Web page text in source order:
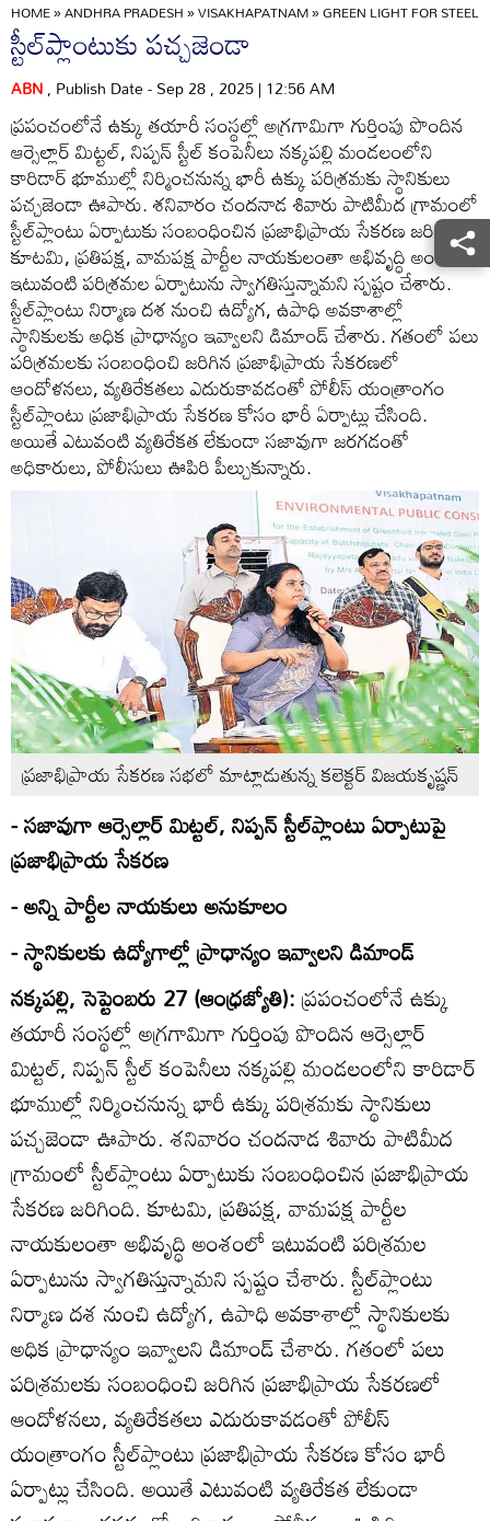
HOME»ANDHRA PRADESH»VISAKHAPATNAM»GREEN LIGHT FOR STEEL
స్టీల్‌ప్లాంటుకు పచ్చజెండా
ABN, Publish Date - Sep 28 , 2025 | 12:56 AM
ప్రపంచంలోనే ఉక్కు తయారీ సంస్థల్లో అగ్రగామిగా గుర్తింపు పొందిన
ఆర్సెల్లార్‌ మిట్టల్‌, నిప్పన్‌ స్టీల్‌ కంపెనీలు నక్కపల్లి మండలంలోని
కారిడార్‌ భూముల్లో నిర్మించనున్న భారీ ఉక్కు పరిశ్రమకు స్థానికులు
పచ్చజెండా ఊపారు. శనివారం చందనాడ శివారు పాటిమీద గ్రామంలో
స్టీల్‌ప్లాంటు ఏర్పాటుకు సంబంధించిన ప్రజాభిప్రాయ సేకరణ జరిగింది.
కూటమి, ప్రతిపక్ష, వామపక్ష పార్టీల నాయకులంతా అభివృద్ధి అంశంలో
ఇటువంటి పరిశ్రమల ఏర్పాటును స్వాగతిస్తున్నామని స్పష్టం చేశారు.
స్టీల్‌ప్లాంటు నిర్మాణ దశ నుంచి ఉద్యోగ, ఉపాధి అవకాశాల్లో
స్థానికులకు అధిక ప్రాధాన్యం ఇవ్వాలని డిమాండ్‌ చేశారు. గతంలో పలు
పరిశ్రమలకు సంబంధించి జరిగిన ప్రజాభిప్రాయ సేకరణలో
ఆందోళనలు, వ్యతిరేకతలు ఎదురుకావడంతో పోలీస్‌ యంత్రాంగం
స్టీల్‌ప్లాంటు ప్రజాభిప్రాయ సేకరణ కోసం భారీ ఏర్పాట్లు చేసింది.
అయితే ఎటువంటి వ్యతిరేకత లేకుండా సజావుగా జరగడంతో
అధికారులు, పోలీసులు ఊపిరి పీల్చుకున్నారు.
ప్రజాభిప్రాయ సేకరణ సభలో మాట్లాడుతున్న కలెక్టర్‌ విజయకృష్ణన్‌
- సజావుగా ఆర్సెల్లార్‌ మిట్టల్‌, నిప్పన్‌ స్టీల్‌ప్లాంటు ఏర్పాటుపై
ప్రజాభిప్రాయ సేకరణ
- అన్ని పార్టీల నాయకులు అనుకూలం
- స్థానికులకు ఉద్యోగాల్లో ప్రాధాన్యం ఇవ్వాలని డిమాండ్‌
నక్కపల్లి, సెప్టెంబరు 27 (ఆంధ్రజ్యోతి):ప్రపంచంలోనే ఉక్కు
తయారీ సంస్థల్లో అగ్రగామిగా గుర్తింపు పొందిన ఆర్సెల్లార్‌
మిట్టల్‌, నిప్పన్‌ స్టీల్‌ కంపెనీలు నక్కపల్లి మండలంలోని కారిడార్‌
భూముల్లో నిర్మించనున్న భారీ ఉక్కు పరిశ్రమకు స్థానికులు
పచ్చజెండా ఊపారు. శనివారం చందనాడ శివారు పాటిమీద
గ్రామంలో స్టీల్‌ప్లాంటు ఏర్పాటుకు సంబంధించిన ప్రజాభిప్రాయ
సేకరణ జరిగింది. కూటమి, ప్రతిపక్ష, వామపక్ష పార్టీల
నాయకులంతా అభివృద్ధి అంశంలో ఇటువంటి పరిశ్రమల
ఏర్పాటును స్వాగతిస్తున్నామని స్పష్టం చేశారు. స్టీల్‌ప్లాంటు
నిర్మాణ దశ నుంచి ఉద్యోగ, ఉపాధి అవకాశాల్లో స్థానికులకు
అధిక ప్రాధాన్యం ఇవ్వాలని డిమాండ్‌ చేశారు. గతంలో పలు
పరిశ్రమలకు సంబంధించి జరిగిన ప్రజాభిప్రాయ సేకరణలో
ఆందోళనలు, వ్యతిరేకతలు ఎదురుకావడంతో పోలీస్‌
యంత్రాంగం స్టీల్‌ప్లాంటు ప్రజాభిప్రాయ సేకరణ కోసం భారీ
ఏర్పాట్లు చేసింది. అయితే ఎటువంటి వ్యతిరేకత లేకుండా